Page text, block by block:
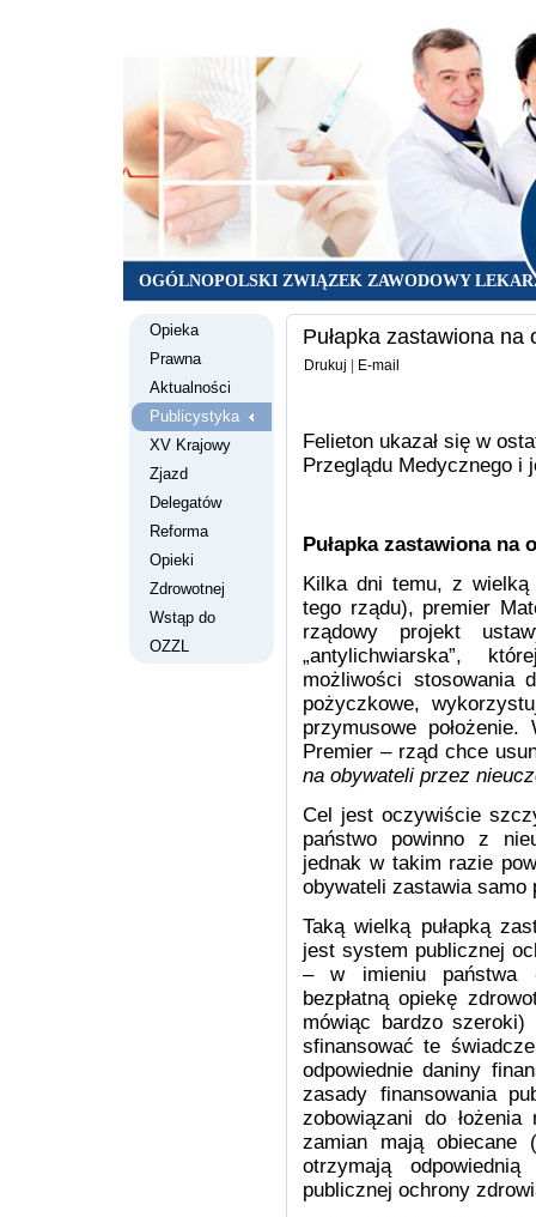
OGÓLNOPOLSKI ZWIĄZEK ZAWODOWY
Opieka
Prawna
Aktualności
Publicystyka
XV Krajowy
Zjazd
Delegatów
Reforma
Opieki
Zdrowotnej
Wstąp do
OZZL
Pułapka zastawiona
Drukuj E-mail
Felieton ukazał się w
Przeglądu Medycznego i
Pułapka zastawiona
Kilka dni temu, z wielką
tego rządu), premier
rządowy projekt
„antylichwiarska”,
możliwości stosowania
pożyczkowe,
przymusowe
Premier – rząd chce
na obywateli przez
Cel jest oczywiście
państwo powinno z
jednak w takim razie
obywateli zastawia samo
Taką wielką pułapką
jest system publicznej
– w imieniu państwa
bezpłatną opiekę
mówiąc bardzo szeroki)
sfinansować te
odpowiednie daniny
zasady finansowania
zobowiązani do
zamian mają obiecane
otrzymają
publicznej ochrony